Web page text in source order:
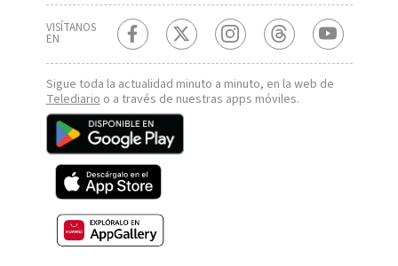
VISÍTANOS
EN
Sigue toda la actualidad minuto a minuto, en la web de
Telediario o a través de nuestras apps móviles.